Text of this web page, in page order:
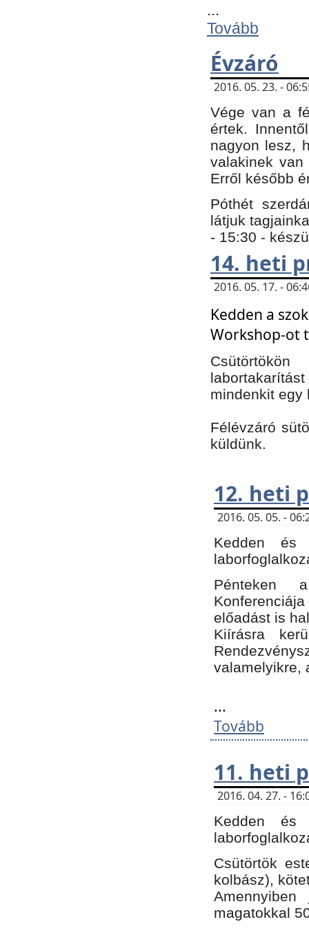
...
Tovább
Évzáró
2016. 05. 23. -
Vége van a
értek.
nagyon lesz,
valakinek
Erről később
Póthét
látjuk
- 15:30 -
14. heti
2016. 05. 17. -
Kedden a
Workshop-ot
mindenkit
Félévzáró
küldünk.
12. heti
2016. 05. 05. -
Kedden és
Pénteken
előadást is
Kiírásra
valamelyikre,
...
Tovább
11. heti
2016. 04. 27. -
Kedden és
Csütörtök
kolbász),
Amennyiben
magatokkal